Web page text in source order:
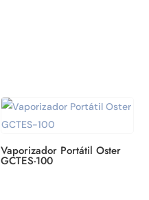
Vaporizador Portátil Oster
GCTES-100